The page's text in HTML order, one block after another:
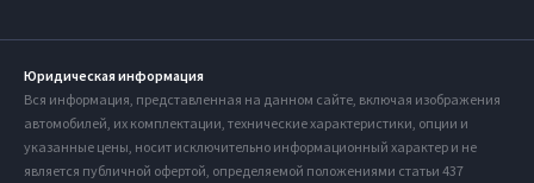
Юридическая информация
Вся информация, представленная на данном сайте, включая изображения
автомобилей, их комплектации, технические характеристики, опции и
указанные цены, носит исключительно информационный характер и не
является публичной офертой, определяемой положениями статьи 437